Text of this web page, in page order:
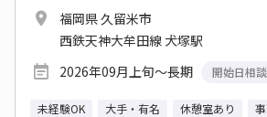
福岡県 久留米市
西鉄天神大牟田線 犬塚駅
2026年09月上旬～長期
開始日相
未経験OK 大手・有名 休憩室あり